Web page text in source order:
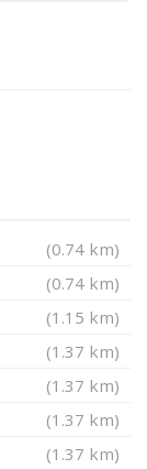
(0.74 km)
(0.74 km)
(1.15 km)
(1.37 km)
(1.37 km)
(1.37 km)
(1.37 km)